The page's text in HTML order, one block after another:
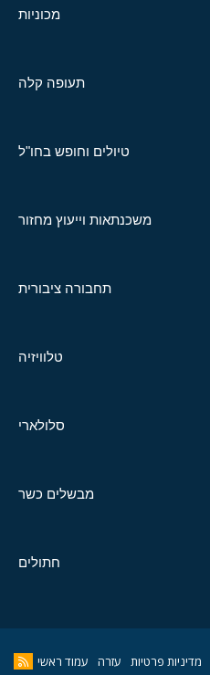
מכוניות
תעופה קלה
טיולים וחופש בחו"ל
משכנתאות וייעוץ מחזור
תחבורה ציבורית
טלוויזיה
סלולארי
מבשלים כשר
חתולים
מדיניות פרטיות עזרה עמוד ראשי